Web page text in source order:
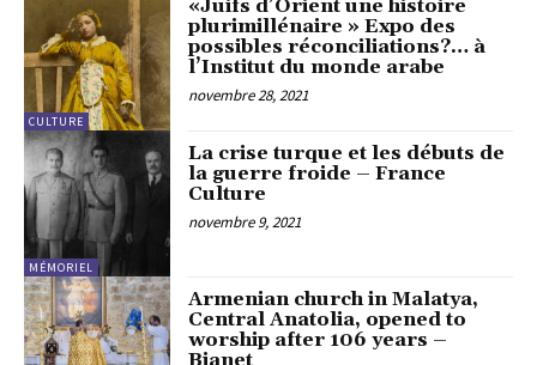
CULTURE
«Juifs d’Orient une histoire
plurimillénaire » Expo des
possibles réconciliations?… à
l’Institut du monde arabe
novembre 28, 2021
MÉMORIEL
La crise turque et les débuts de
la guerre froide – France
Culture
novembre 9, 2021
Armenian church in Malatya,
Central Anatolia, opened to
worship after 106 years –